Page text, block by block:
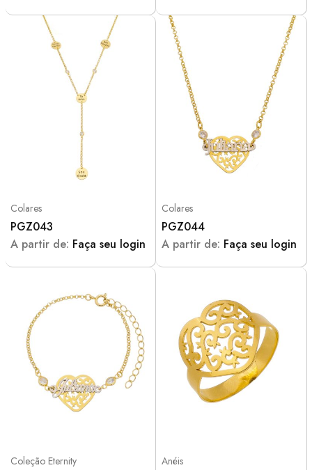
Colares
PGZ043
A partir de: Faça seu login
Colares
PGZ044
A partir de: Faça seu login
Coleção Eternity Anéis